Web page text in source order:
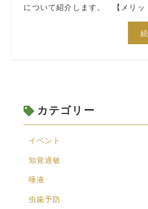
について紹介します。 【メリ
カテゴリー
イベント
知覚過敏
唾液
虫歯予防